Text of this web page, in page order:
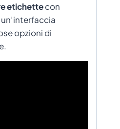
etichettecon
opzioni di